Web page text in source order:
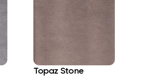
Topaz Stone